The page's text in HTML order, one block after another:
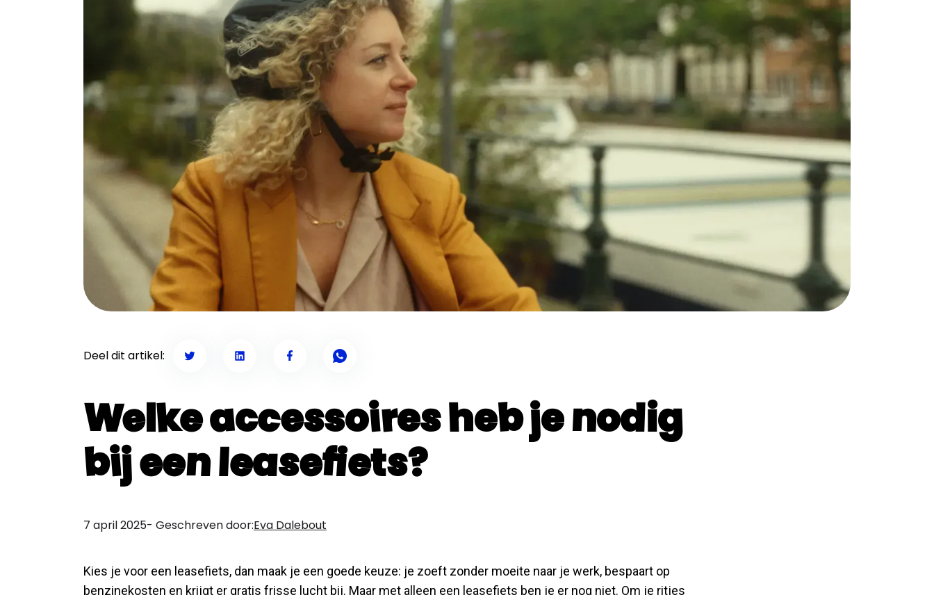
Deel dit artikel:
Welke accessoires heb je nodig
bij een leasefiets?
7 april 2025- Geschreven door:Eva Dalebout
Kies je voor een leasefiets, dan maak je een goede keuze: je zoeft zonder moeite naar je werk, bespaart op
benzinekosten en krijgt er gratis frisse lucht bij. Maar met alleen een leasefiets ben je er nog niet. Om je ritjes